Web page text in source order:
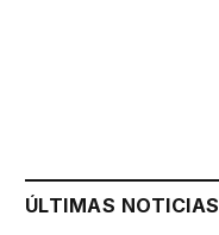
ÚLTIMAS NOTICIAS